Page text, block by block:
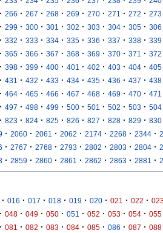
· 266 · 267 · 268 · 269 · 270 · 271 · 272 · 273
· 299 · 300 · 301 · 302 · 303 · 304 · 305 · 306
· 332 · 333 · 334 · 335 · 336 · 337 · 338 · 339
· 365 · 366 · 367 · 368 · 369 · 370 · 371 · 372
· 398 · 399 · 400 · 401 · 402 · 403 · 404 · 405
· 431 · 432 · 433 · 434 · 435 · 436 · 437 · 438
· 464 · 465 · 466 · 467 · 468 · 469 · 470 · 471
· 497 · 498 · 499 · 500 · 501 · 502 · 503 · 504
· 823 · 824 · 825 · 826 · 827 · 828 · 829 · 830
· 2060 · 2061 · 2062 · 2174 · 2268 · 2344 ·
· 2767 · 2768 · 2793 · 2802 · 2803 · 2804 ·
· 2859 · 2860 · 2861 · 2862 · 2863 · 2881 ·
· 016 · 017 · 018 · 019 · 020 · 021 · 022 ·
· 048 · 049 · 050 · 051 · 052 · 053 · 054 · 055
· 081 · 082 · 083 · 084 · 085 · 086 · 087 · 088